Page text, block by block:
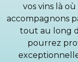
vos vins là
accompagnons
tout au long
pourrez